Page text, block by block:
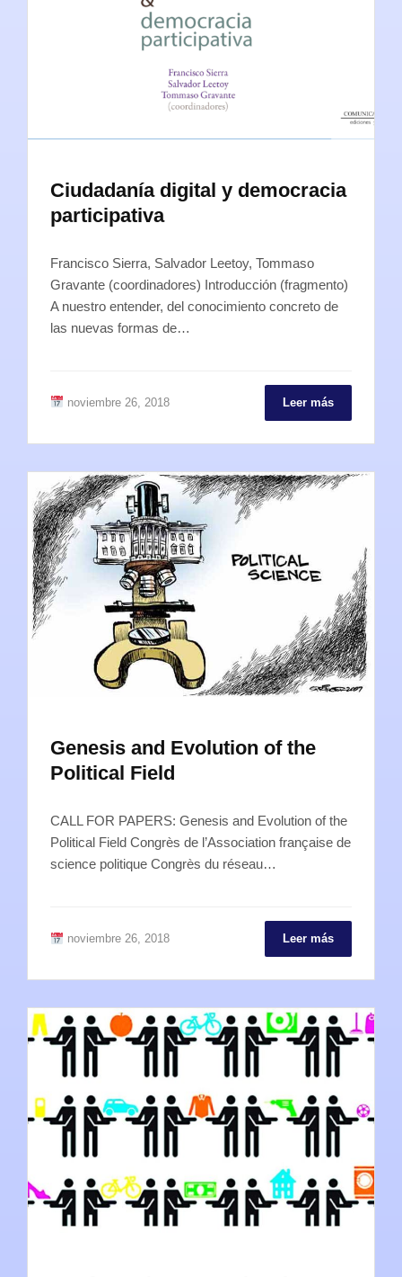
Ciudadanía digital y democracia
participativa
Francisco Sierra, Salvador Leetoy, Tommaso
Gravante (coordinadores) Introducción (fragmento)
A nuestro entender, del conocimiento concreto de
las nuevas formas de…
noviembre 26, 2018 Leer más
Genesis and Evolution of the
Political Field
CALL FOR PAPERS: Genesis and Evolution of the
Political Field Congrès de l’Association française de
science politique Congrès du réseau…
noviembre 26, 2018 Leer más